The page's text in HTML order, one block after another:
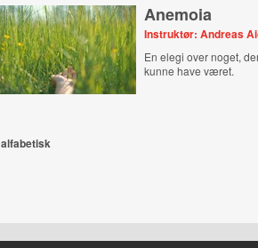
Anemoia
Instruktør: Andreas
En elegi over noget,
kunne have været.
alfabetisk